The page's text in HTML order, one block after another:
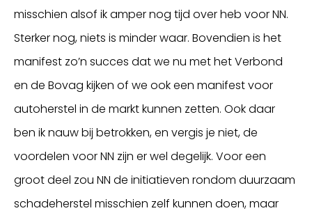
misschien alsof ik amper nog tijd over heb voor NN.
Sterker nog, niets is minder waar. Bovendien is het
manifest zo’n succes dat we nu met het Verbond
en de Bovag kijken of we ook een manifest voor
autoherstel in de markt kunnen zetten. Ook daar
ben ik nauw bij betrokken, en vergis je niet, de
voordelen voor NN zijn er wel degelijk. Voor een
groot deel zou NN de initiatieven rondom duurzaam
schadeherstel misschien zelf kunnen doen, maar